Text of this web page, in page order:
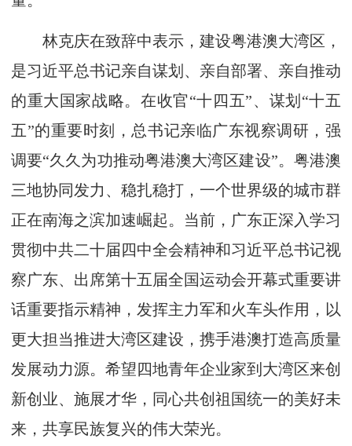
林克庆在致辞中表示，建设粤港澳大湾区，
是习近平总书记亲自谋划、亲自部署、亲自推动
的重大国家战略。在收官“十四五”、谋划“十五
五”的重要时刻，总书记亲临广东视察调研，强
调要“久久为功推动粤港澳大湾区建设”。粤港澳
三地协同发力、稳扎稳打，一个世界级的城市群
正在南海之滨加速崛起。当前，广东正深入学习
贯彻中共二十届四中全会精神和习近平总书记视
察广东、出席第十五届全国运动会开幕式重要讲
话重要指示精神，发挥主力军和火车头作用，以
更大担当推进大湾区建设，携手港澳打造高质量
发展动力源。希望四地青年企业家到大湾区来创
新创业、施展才华，同心共创祖国统一的美好未
来，共享民族复兴的伟大荣光。